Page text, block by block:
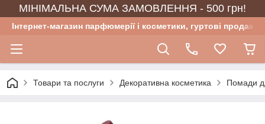
МІНІМАЛЬНА СУМА ЗАМОВЛЕННЯ - 500 грн!
Інтернет-магазин парфюмерії і косметики, гуртові продажі
Товари та послуги Декоративна косметика Помади